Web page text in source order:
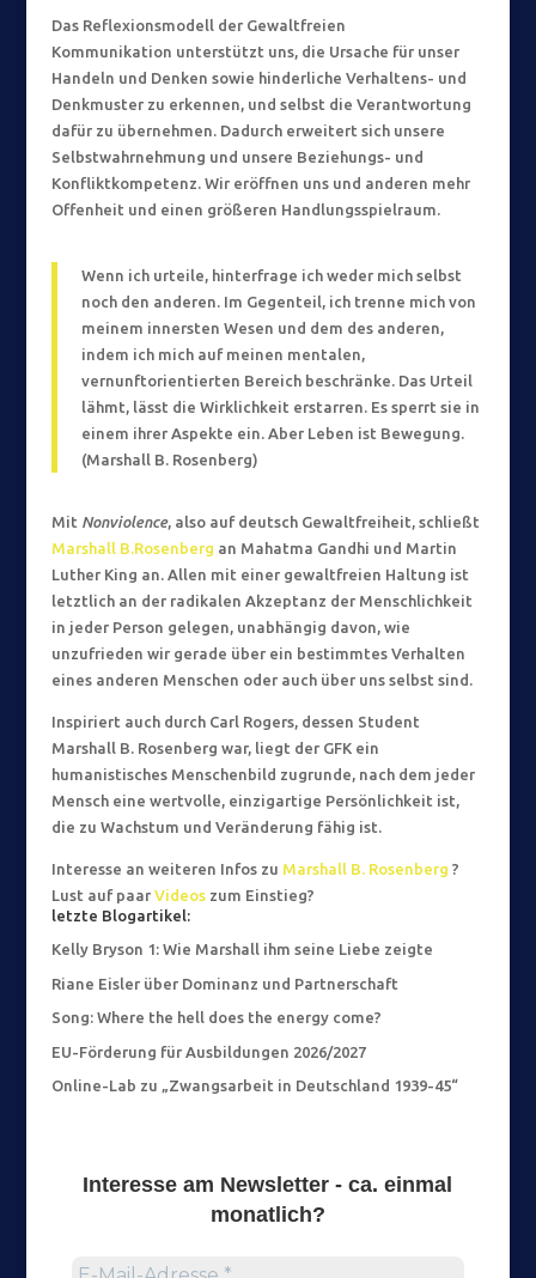
Das Reflexionsmodell der Gewaltfreien
Kommunikation unterstützt uns, die Ursache für unser
Handeln und Denken sowie hinderliche Verhaltens- und
Denkmuster zu erkennen, und selbst die Verantwortung
dafür zu übernehmen. Dadurch erweitert sich unsere
Selbstwahrnehmung und unsere Beziehungs- und
Konfliktkompetenz. Wir eröffnen uns und anderen mehr
Offenheit und einen größeren Handlungsspielraum.
Wenn ich urteile, hinterfrage ich weder mich selbst
noch den anderen. Im Gegenteil, ich trenne mich von
meinem innersten Wesen und dem des anderen,
indem ich mich auf meinen mentalen,
vernunftorientierten Bereich beschränke. Das Urteil
lähmt, lässt die Wirklichkeit erstarren. Es sperrt sie in
einem ihrer Aspekte ein. Aber Leben ist Bewegung.
(Marshall B. Rosenberg)
Mit Nonviolence, also auf deutsch Gewaltfreiheit, schließt
Marshall B.Rosenberg an Mahatma Gandhi und Martin
Luther King an. Allen mit einer gewaltfreien Haltung ist
letztlich an der radikalen Akzeptanz der Menschlichkeit
in jeder Person gelegen, unabhängig davon, wie
unzufrieden wir gerade über ein bestimmtes Verhalten
eines anderen Menschen oder auch über uns selbst sind.
Inspiriert auch durch Carl Rogers, dessen Student
Marshall B. Rosenberg war, liegt der GFK ein
humanistisches Menschenbild zugrunde, nach dem jeder
Mensch eine wertvolle, einzigartige Persönlichkeit ist,
die zu Wachstum und Veränderung fähig ist.
Interesse an weiteren Infos zu Marshall B. Rosenberg ?
Lust auf paar Videoszum Einstieg?
letzte Blogartikel:
Kelly Bryson 1: Wie Marshall ihm seine Liebe zeigte
Riane Eisler über Dominanz und Partnerschaft
Song: Where the hell does the energy come?
EU-Förderung für Ausbildungen 2026/2027
Online-Lab zu „Zwangsarbeit in Deutschland 1939-45“
Interesse am Newsletter - ca. einmal
monatlich?